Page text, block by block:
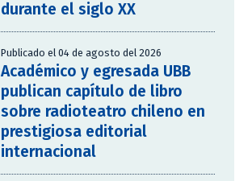
durante el siglo XX
Publicado el 04 de agosto del 2026
Académico y egresada UBB
publican capítulo de libro
sobre radioteatro chileno en
prestigiosa editorial
internacional